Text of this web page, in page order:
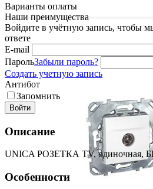
Варианты оплаты
Наши преимущества
Войдите в учётную запись, чтобы
ответе
E-mail
ПарольЗабыли пароль?
Создать учетную запись
Антибот
Запомнить
Войти
Описание
UNICA РОЗЕТКА TV, одиночная,
Особенности